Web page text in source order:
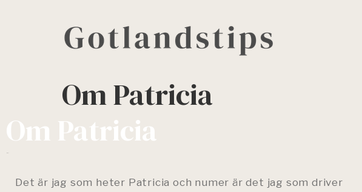
Om Patricia
Om Patricia
Det är jag som heter Patricia och numer är det jag som driver